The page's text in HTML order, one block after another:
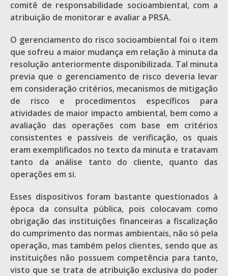
comitê de responsabilidade socioambiental, com a
atribuição de monitorar e avaliar a PRSA.
O gerenciamento do risco socioambiental foi o item
que sofreu a maior mudança em relação à minuta da
resolução anteriormente disponibilizada. Tal minuta
previa que o gerenciamento de risco deveria levar
em consideração critérios, mecanismos de mitigação
de risco e procedimentos específicos para
atividades de maior impacto ambiental, bem como a
avaliação das operações com base em critérios
consistentes e passíveis de verificação, os quais
eram exemplificados no texto da minuta e tratavam
tanto da análise tanto do cliente, quanto das
operações em si.
Esses dispositivos foram bastante questionados à
época da consulta pública, pois colocavam como
obrigação das instituições financeiras a fiscalização
do cumprimento das normas ambientais, não só pela
operação, mas também pelos clientes, sendo que as
instituições não possuem competência para tanto,
visto que se trata de atribuição exclusiva do poder